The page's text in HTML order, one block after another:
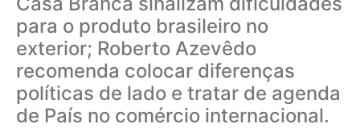
para o produto brasileiro no
exterior; Roberto Azevêdo
recomenda colocar diferenças
políticas de lado e tratar de agenda
de País no comércio internacional.